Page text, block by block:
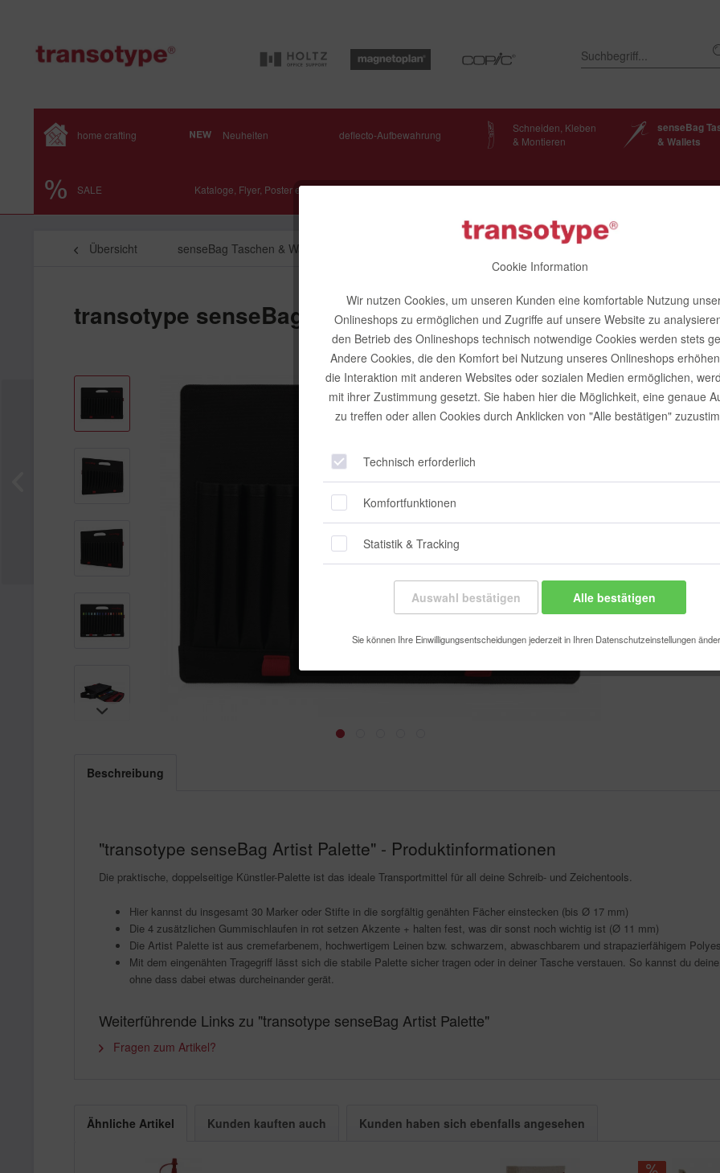
home crafting Neuheiten deflecto-Aufbewahrung
Schneiden, Kleben
& Montieren
senseBag
& Wallets
SALE Kataloge, Flyer, Poster etc.
Cookie Information
Wir nutzen Cookies, um unseren Kunden eine komfortable Nutzung
Onlineshops zu ermöglichen und Zugriffe auf unsere Website zu
den Betrieb des Onlineshops technisch notwendige Cookies werden stets
Andere Cookies, die den Komfort bei Nutzung unseres Onlineshops
die Interaktion mit anderen Websites oder sozialen Medien ermöglichen,
mit ihrer Zustimmung gesetzt. Sie haben hier die Möglichkeit, eine genaue
zu treffen oder allen Cookies durch Anklicken von "Alle bestätigen"
Technisch erforderlich
Komfortfunktionen
Statistik & Tracking
Auswahl bestätigen Alle bestätigen
Sie können Ihre Einwilligungsentscheidungen jederzeit in Ihren Datenschutzeinstellungen
Übersicht senseBag Taschen & Wallets
transotype senseBag Artist Palette
11,90
Inhalt:
inkl. MwSt.
Sofort
Farbe:
Merken
Artikel-Nr.:
Beschreibung
"transotype senseBag Artist Palette" - Produktinformationen
Die praktische, doppelseitige Künstler-Palette ist das ideale Transportmittel für all deine Schreib- und Zeichentools.
Hier kannst du insgesamt 30 Marker oder Stifte in die sorgfältig genähten Fächer einstecken (bis Ø 17 mm)
Die 4 zusätzlichen Gummischlaufen in rot setzen Akzente + halten fest, was dir sonst noch wichtig ist (Ø 11 mm)
Die Artist Palette ist aus cremefarbenem, hochwertigem Leinen bzw. schwarzem, abwaschbarem und strapazierfähigem
Mit dem eingenähten Tragegriff lässt sich die stabile Palette sicher tragen oder in deiner Tasche verstauen. So kannst du
ohne dass dabei etwas durcheinander gerät.
Weiterführende Links zu "transotype senseBag Artist Palette"
Fragen zum Artikel?
Ähnliche Artikel Kunden kauften auch Kunden haben sich ebenfalls angesehen